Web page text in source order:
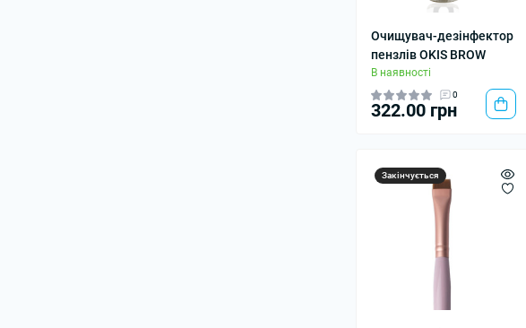
Очищувач-дезінфектор
пензлів OKIS BROW
В наявності
0
322.00 грн
Закінчується